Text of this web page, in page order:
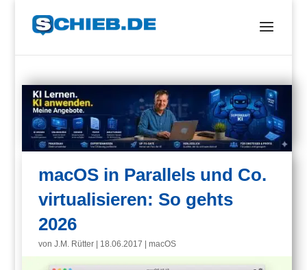
macOS in Parallels und Co.
virtualisieren: So gehts
2026
vonJ.M. Rütter 18.06.2017 |macOS